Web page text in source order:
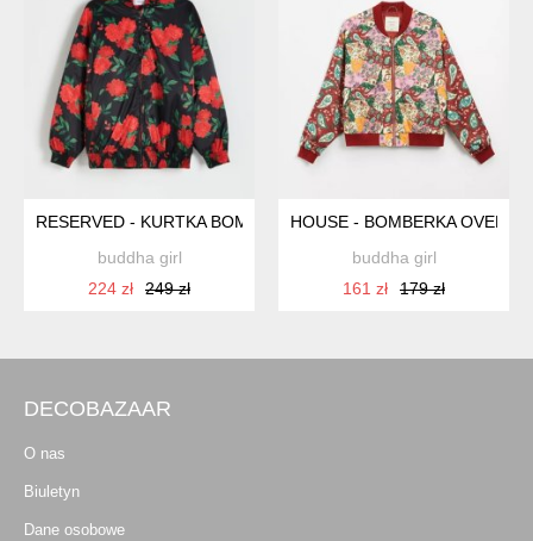
RESERVED - KURTKA BOMBER W RÓŻE - S
buddha girl
224 zł
249 zł
HOUSE - BOMBERKA
buddha girl
161 zł
179 zł
DECOBAZAAR
O nas
Biuletyn
Dane osobowe